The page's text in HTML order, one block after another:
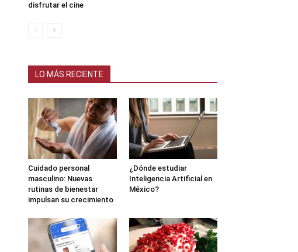
disfrutar el cine
LO MÁS RECIENTE
Cuidado personal
masculino: Nuevas
rutinas de bienestar
impulsan su crecimiento
¿Dónde estudiar
Inteligencia Artificial en
México?